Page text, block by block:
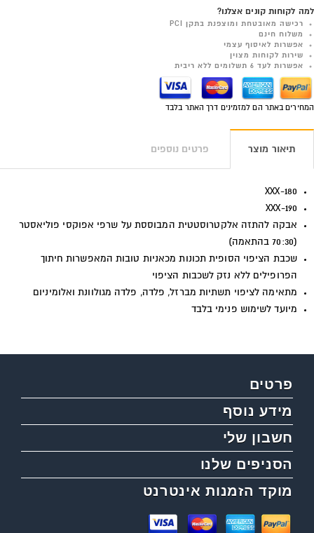
למה לקוחות קונים אצלנו?
רכישה מאובטחת ומוצפנת בתקן PCI
משלוח חינם
אפשרות לאיסוף עצמי
שירות לקוחות מצוין
אפשרות לעד 6 תשלומים ללא ריבית
המחירים באתר הם למזמינים דרך האתר בלבד
תיאור מוצר פרטים נוספים
180-XXX
190-XXX
אבקה להתזה אלקטרוסטטית המבוססת על שרפי אפוקסי פוליאסטר
(70:30 בהתאמה)
שכבת הציפוי הסופית תכונות מכאניות טובות המאפשרות חיתוך
הפרופילים ללא נזק לשכבות הציפוי
מתאימה לציפוי תשתיות מברזל, פלדה, פלדה מגולוונת ואלומיניום
מיועד לשימוש פנימי בלבד
פרטים
מידע נוסף
חשבון שלי
הסניפים שלנו
מוקד הזמנות אינטרנט